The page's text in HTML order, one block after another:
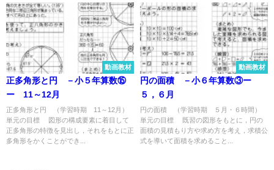
動画教材
正多角形と円 －小５年算数⑮
ー 11～12月
正多角形と円 （学習時期 11～12月）
単元の目標 図形の構成要素に着目して
正多角形の特徴を見出し，それをもとに正
多角形をかくことができ...
動画教材
円の面積 －小６年算数③ー
５，６月
円の面積 （学習時期 ５月・６時間）
単元の目標 既習の図形をもとに，円の
面積の見積もり方や求め方を考え，求積公
式を導いて面積を求めること...